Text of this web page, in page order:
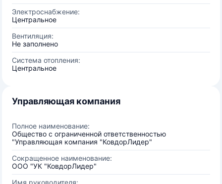
Электроснабжение:
Центральное
Вентиляция:
Не заполнено
Система отопления:
Центральное
Управляющая компания
Полное наименование:
Общество с ограниченной ответственностью
"Управляющая компания "КовдорЛидер"
Сокращенное наименование:
ООО "УК "КовдорЛидер"
Имя руководителя: